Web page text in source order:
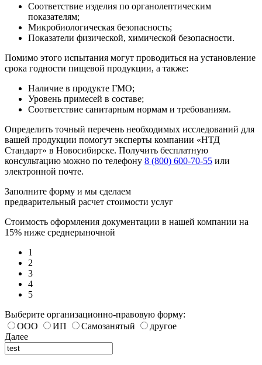
Соответствие изделия по органолептическим
показателям;
Микробиологическая безопасность;
Показатели физической, химической безопасности.
Помимо этого испытания могут проводиться на установление
срока годности пищевой продукции, а также:
Наличие в продукте ГМО;
Уровень примесей в составе;
Соответствие санитарным нормам и требованиям.
Определить точный перечень необходимых исследований для
вашей продукции помогут эксперты компании «НТД
Стандарт» в Новосибирске. Получить бесплатную
консультацию можно по телефону 8 (800) 600-70-55 или
электронной почте.
Заполните форму и мы сделаем
предварительный расчет стоимости услуг
Стоимость оформления документации в нашей компании на
15% ниже среднерыночной
1
2
3
4
5
Выберите организационно-правовую форму:
ООО
ИП Самозанятый
другое
Далее